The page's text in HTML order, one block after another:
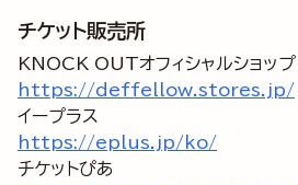
チケット販売所
https://deffellow.stores.jp/
https://eplus.jp/ko/